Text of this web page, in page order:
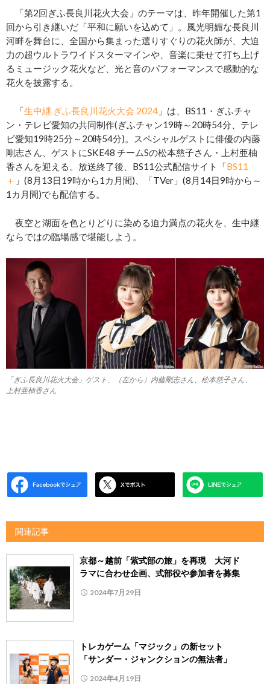
「第2回ぎふ長良川花火大会」のテーマは、昨年開催した第1
回から引き継いだ「平和に願いを込めて」。風光明媚な長良川
河畔を舞台に、全国から集まった選りすぐりの花火師が、大迫
力の超ウルトラワイドスターマインや、音楽に乗せて打ち上げ
るミュージック花火など、光と音のパフォーマンスで感動的な
花火を披露する。
「生中継 ぎふ長良川花火大会 2024 」は、BS11・ぎふチャ
ン・テレビ愛知の共同制作(ぎふチャン19時～20時54分、テレ
ビ愛知19時25分～20時54分)。スペシャルゲストに俳優の内藤
剛志さん、ゲストにSKE48 チームSの松本慈子さん・上村亜柚
香さんを迎える。放送終了後、BS11公式配信サイト「BS11
＋ 」(8月13日19時から1カ月間)、「TVer」(8月14日9時から～
1カ月間)でも配信する。
夜空と湖面を色とりどりに染める迫力満点の花火を、生中継
ならではの臨場感で堪能しよう。
「ぎふ長良川花火大会」ゲスト、（左から）内藤剛志さん、松本慈子さん、
上村亜柚香さん
関連記事
京都～越前「紫式部の旅」を再現 大河ド
ラマに合わせ企画、式部役や参加者を募集
2024年7月29日
トレカゲーム「マジック」の新セット
「サンダー・ジャンクションの無法者」
2024年4月19日